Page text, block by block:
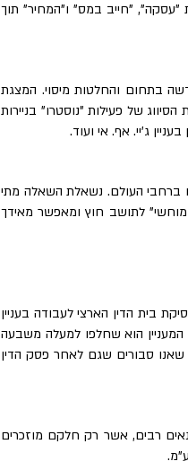
בדגש על הגדרת "עסקה", "חייב במס" ו"המחיר" תוך
בתחום והחלטות מיסוי. המצגת
תנובה, נטל הבאת הראיה בהקשר של סעיף 50(א) לחוק מע"מ, שאלת הסיווג של פעילות "נוסטרו" בניירות
ג'יי. אף. אי ועוד.
ברחבי העולם. נשאלת השאלה מתי
בשל מכירת "נכס בלתי מוחשי" לתושב חוץ ומאפשר מאידך
פסיקת בית הדין הארצי לעבודה בעניין
זה. המעניין הוא שחלפו למעלה משבעה
סבורים שגם לאחר פסק הדין
רבים, אשר רק חלקם מוזכרים